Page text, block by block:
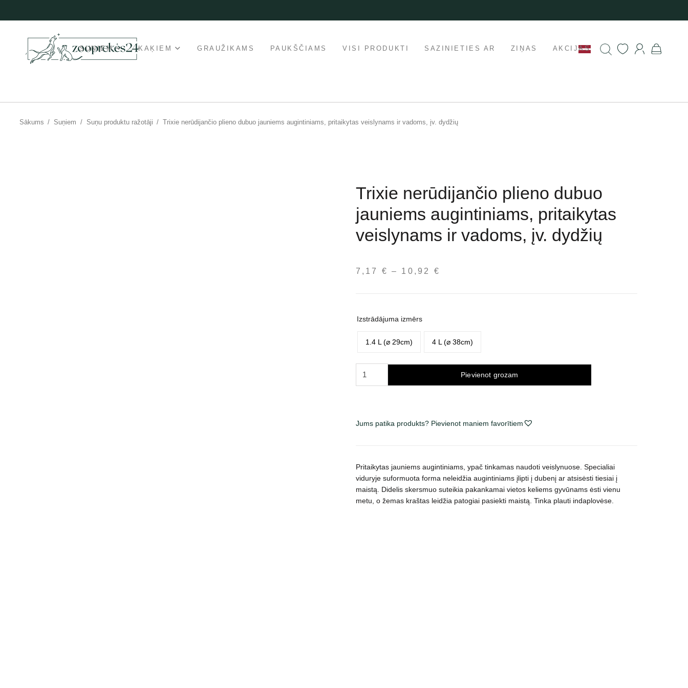
SUŅIEM KAĶIEM GRAUŽIKAMS PAUKŠČIAMS VISI PRODUKTI SAZINIETIES AR ZIŅAS AKCIJAS
Sākums / Suņiem / Suņu produktu ražotāji / Trixie nerūdijančio plieno dubuo jauniems augintiniams, pritaikytas veislynams ir vadoms, įv. dydžių
Trixie nerūdijančio plieno dubuo
jauniems augintiniams, pritaikytas
veislynams ir vadoms, įv. dydžių
7,17 € – 10,92 €
Izstrādājuma izmērs
1.4 L (⌀ 29cm) 4 L (⌀ 38cm)
ir
vadoms,
įv.
dydžių
Pievienot grozam
Jums patika produkts? Pievienot maniem favorītiem
Pritaikytas jauniems augintiniams, ypač tinkamas naudoti veislynuose. Specialiai
viduryje suformuota forma neleidžia augintiniams įlipti į dubenį ar atsisėsti tiesiai į
maistą. Didelis skersmuo suteikia pakankamai vietos keliems gyvūnams ėsti vienu
metu, o žemas kraštas leidžia patogiai pasiekti maistą. Tinka plauti indaplovėse.